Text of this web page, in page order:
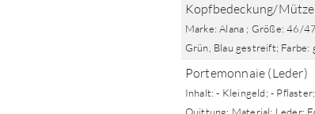
Kopfbedeckung/Mütze
Marke: Alana ; Größe: 46/
Grün, Blau gestreift; Farbe:
Portemonnaie (Leder)
Inhalt: - Kleingeld; - Pflaster;